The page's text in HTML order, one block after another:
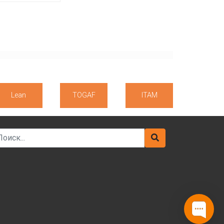
Lean TOGAF ITAM
for